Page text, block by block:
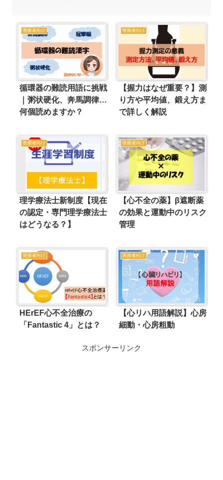
医療者向け
循環器の難読用語に挑戦
｜粥状硬化、奔馬調律…
何個読めますか？
医療者向け
【握力はなぜ重要？】測
り方や平均値、鍛え方ま
で詳しく解説
医療者向け
理学療法士新制度【現在
の認定・専門理学療法士
はどうなる？】
医療者向け
【心不全の薬】β遮断薬
の効果と運動中のリスク
管理
医療者向け
HErEF心不全治療の
「Fantastic 4」とは？
医療者向け
【心リハ用語解説】心房
細動・心房粗動
スポンサーリンク